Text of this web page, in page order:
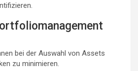
bei der Auswahl von Assets
zu minimieren.